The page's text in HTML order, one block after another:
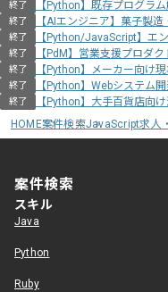
終了 【Python】既存プログラ
終了 【AIエンジニア】菓子製
終了 【Python/JavaScript】エ
終了 【PdM】営業支援プロダ
終了 【Python】メーカー向け
終了 【Python】Webシステム
終了
【Python】大手百貨店向
HOME案件検索JavaScript求人
案件検索
スキル
Java
Python
Ruby